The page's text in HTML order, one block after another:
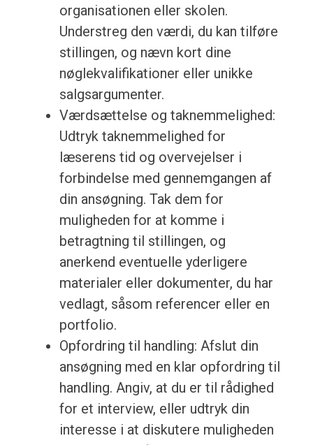
organisationen eller skolen.
Understreg den værdi, du kan tilføre
stillingen, og nævn kort dine
nøglekvalifikationer eller unikke
salgsargumenter.
Værdsættelse og taknemmelighed:
Udtryk taknemmelighed for
læserens tid og overvejelser i
forbindelse med gennemgangen af
din ansøgning. Tak dem for
muligheden for at komme i
betragtning til stillingen, og
anerkend eventuelle yderligere
materialer eller dokumenter, du har
vedlagt, såsom referencer eller en
portfolio.
Opfordring til handling: Afslut din
ansøgning med en klar opfordring til
handling. Angiv, at du er til rådighed
for et interview, eller udtryk din
interesse i at diskutere muligheden